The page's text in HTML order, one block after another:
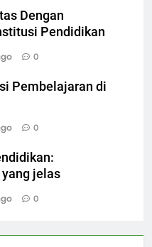
Dengan
Pendidikan
0
Pembelajaran di
0
jelas
0